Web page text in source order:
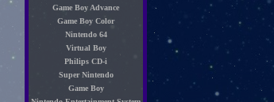
Game Boy Advance
Game Boy Color
Nintendo 64
Virtual Boy
Philips CD-i
Super Nintendo
Game Boy